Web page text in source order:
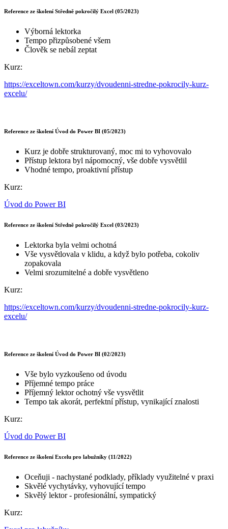
Reference ze školení Středně pokročilý Excel (05/2023)
Výborná lektorka
Tempo přizpůsobené všem
Člověk se nebál zeptat
Kurz:
https://exceltown.com/kurzy/dvoudenni-stredne-pokrocily-kurz-
excelu/
Reference ze školení Úvod do Power BI (05/2023)
Kurz je dobře strukturovaný, moc mi to vyhovovalo
Přístup lektora byl nápomocný, vše dobře vysvětlil
Vhodné tempo, proaktivní přístup
Kurz:
Úvod do Power BI
Reference ze školení Středně pokročilý Excel (03/2023)
Lektorka byla velmi ochotná
Vše vysvětlovala v klidu, a když bylo potřeba, cokoliv
zopakovala
Velmi srozumitelné a dobře vysvětleno
Kurz:
https://exceltown.com/kurzy/dvoudenni-stredne-pokrocily-kurz-
excelu/
Reference ze školení Úvod do Power BI (02/2023)
Vše bylo vyzkoušeno od úvodu
Příjemné tempo práce
Příjemný lektor ochotný vše vysvětlit
Tempo tak akorát, perfektní přístup, vynikající znalosti
Kurz:
Úvod do Power BI
Reference ze školení Excelu pro labužníky (11/2022)
Oceňuji - nachystané podklady, příklady využitelné v praxi
Skvělé vychytávky, vyhovující tempo
Skvělý lektor - profesionální, sympatický
Kurz: